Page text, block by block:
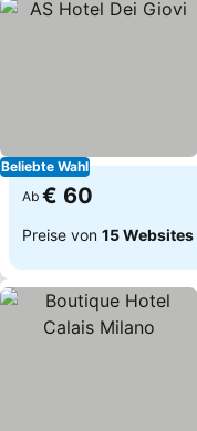
Beliebte Wahl
Ab € 60
Preise von 15 Websites